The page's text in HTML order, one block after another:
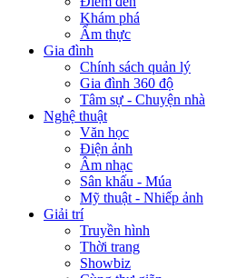
Khám phá
Ẩm thực
Gia đình
Chính sách quản lý
Gia đình 360 độ
Tâm sự - Chuyện nhà
Nghệ thuật
Văn học
Điện ảnh
Âm nhạc
Sân khấu - Múa
Mỹ thuật - Nhiếp ảnh
Giải trí
Truyền hình
Thời trang
Showbiz